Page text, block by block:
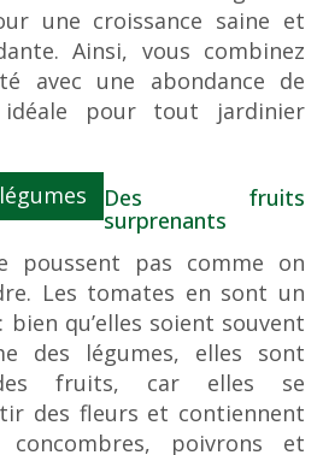
une croissance saine et
Ainsi, vous combinez
avec une abondance de
idéale pour tout jardinier
Des fruits
surprenants
poussent pas comme on
Les tomates en sont un
bien qu’elles soient souvent
des légumes, elles sont
des fruits, car elles se
des fleurs et contiennent
poivrons et